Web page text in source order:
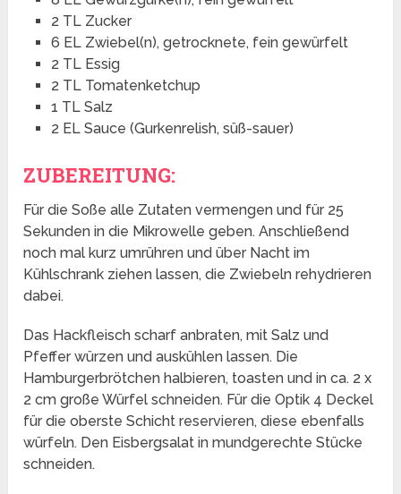
2 TL Zucker
6 EL Zwiebel(n), getrocknete, fein gewürfelt
2 TL Essig
2 TL Tomatenketchup
1 TL Salz
2 EL Sauce (Gurkenrelish, süß-sauer)
ZUBEREITUNG:
Für die Soße alle Zutaten vermengen und für 25
Sekunden in die Mikrowelle geben. Anschließend
noch mal kurz umrühren und über Nacht im
Kühlschrank ziehen lassen, die Zwiebeln rehydrieren
dabei.
Das Hackfleisch scharf anbraten, mit Salz und
Pfeffer würzen und auskühlen lassen. Die
Hamburgerbrötchen halbieren, toasten und in ca. 2 x
2 cm große Würfel schneiden. Für die Optik 4 Deckel
für die oberste Schicht reservieren, diese ebenfalls
würfeln. Den Eisbergsalat in mundgerechte Stücke
schneiden.